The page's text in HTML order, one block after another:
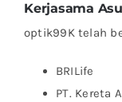
Kerjasama
optik99K telah
BRILife
⁠PT. Kereta